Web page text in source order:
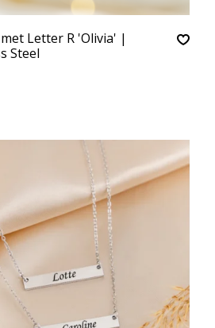
Letter R 'Olivia' |
Steel